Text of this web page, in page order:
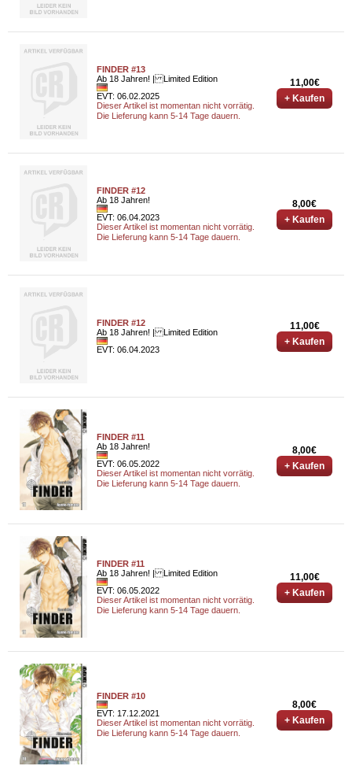
FINDER #13
Ab 18 Jahren! | Limited Edition
EVT: 06.02.2025
Dieser Artikel ist momentan nicht vorrätig.
Die Lieferung kann 5-14 Tage dauern.
11,00€
+ Kaufen
FINDER #12
Ab 18 Jahren!
EVT: 06.04.2023
Dieser Artikel ist momentan nicht vorrätig.
Die Lieferung kann 5-14 Tage dauern.
8,00€
+ Kaufen
FINDER #12
Ab 18 Jahren! | Limited Edition
EVT: 06.04.2023
11,00€
+ Kaufen
FINDER #11
Ab 18 Jahren!
EVT: 06.05.2022
Dieser Artikel ist momentan nicht vorrätig.
Die Lieferung kann 5-14 Tage dauern.
8,00€
+ Kaufen
FINDER #11
Ab 18 Jahren! | Limited Edition
EVT: 06.05.2022
Dieser Artikel ist momentan nicht vorrätig.
Die Lieferung kann 5-14 Tage dauern.
11,00€
+ Kaufen
FINDER #10
EVT: 17.12.2021
Dieser Artikel ist momentan nicht vorrätig.
Die Lieferung kann 5-14 Tage dauern.
8,00€
+ Kaufen